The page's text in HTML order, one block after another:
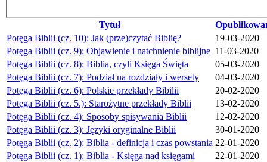
Tytuł
Potęga Biblii (cz. 10): Jak (prze)czytać Biblię?
19-03-2020
Potęga Biblii (cz. 9): Objawienie i natchnienie biblijne 11-03-2020
Potęga Biblii (cz. 8): Biblia, czyli Księga Święta
05-03-2020
Potęga Biblii (cz. 7): Podział na rozdziały i wersety
04-03-2020
Potęga Biblii (cz. 6): Polskie przekłady Bibilii
20-02-2020
Potęga Biblii (cz. 5.): Starożytne przekłady Biblii
13-02-2020
Potęga Biblii (cz. 4): Sposoby spisywania Biblii
12-02-2020
Potęga Biblii (cz. 3): Języki oryginalne Biblii
30-01-2020
Potęga Biblii (cz. 2): Biblia - definicja i czas powstania 22-01-2020
Potęga Biblii (cz. 1): Biblia - Księga nad księgami
22-01-2020